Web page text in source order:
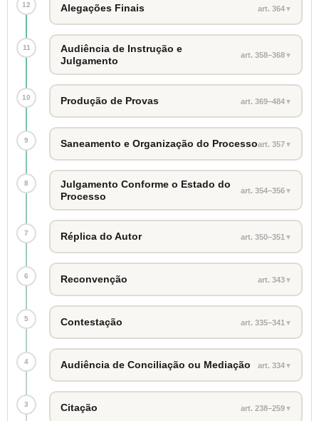
12 Alegações Finais art. 364▼
11
Audiência de Instrução e
Julgamento
art. 358–368▼
10 Produção de Provas art. 369–484▼
9 Saneamento e Organização do Processoart. 357▼
8
Julgamento Conforme o Estado do
Processo
art. 354–356▼
7 Réplica do Autor art. 350–351 ▼
6 Reconvenção art. 343▼
5 Contestação art. 335–341 ▼
4 Audiência de Conciliação ou Mediação art. 334▼
3 Citação art. 238–259▼